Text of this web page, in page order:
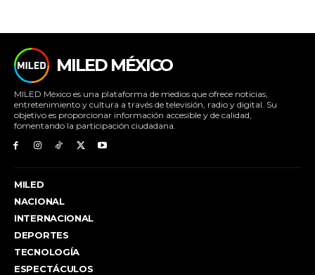
MILED MÉXICO
MILED México es una plataforma de medios que ofrece noticias,
entretenimiento y cultura a través de televisión, radio y digital. Su
objetivo es proporcionar información accesible y de calidad,
fomentando la participación ciudadana.
MILED
NACIONAL
INTERNACIONAL
DEPORTES
TECNOLOGÍA
ESPECTÁCULOS